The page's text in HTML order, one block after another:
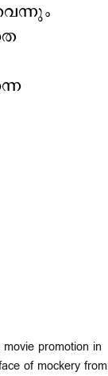
promotion in
of mockery from